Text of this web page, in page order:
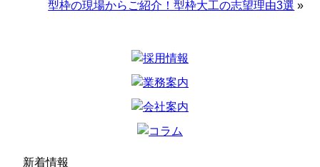
型枠の現場からご紹介！型枠大工の志望理由3選 »
新着情報